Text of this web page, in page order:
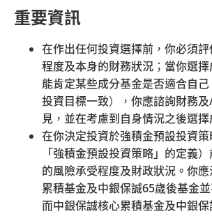
重要資訊
在作出任何投資選擇前，你必須
程度及本身的財務狀況；當你選
能肯定某些成分基金是否適合自
投資目標一致），你應諮詢財務及
見，並在考慮到自身情況之後選擇
在你決定投資於強積金預設投資
「強積金預設投資策略」的定義
的風險承受程度及財政狀況。你
累積基金及中銀保誠65歲後基金
而中銀保誠核心累積基金及中銀保
2017年4月
1日
「預設投資策略」
受託人在一般情況
「預設投資賬戶」
發出一份「預設投
通知書」，以說明
賬戶的影響， 可在
「預設投資策略」